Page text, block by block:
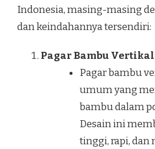
Indonesia, masing-masing
dan keindahannya tersendiri:
Pagar Bambu Vertikal
Pagar bambu
umum yang
bambu dalam
Desain ini
tinggi, rapi, dan